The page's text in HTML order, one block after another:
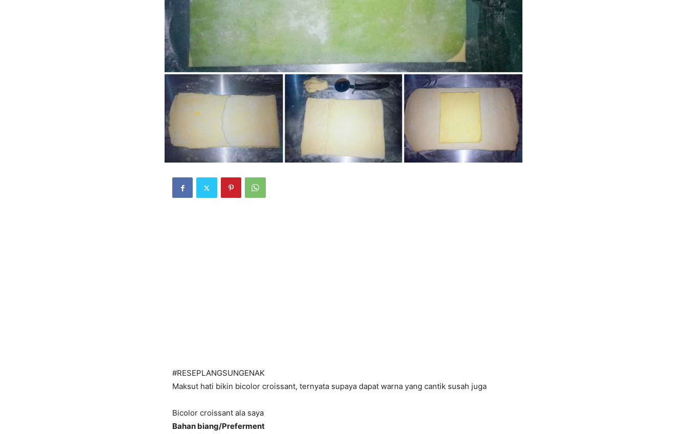
#RESEPLANGSUNGENAK
Maksut hati bikin bicolor croissant, ternyata supaya dapat warna yang cantik susah juga
Bicolor croissant ala saya
Bahan biang/Preferment